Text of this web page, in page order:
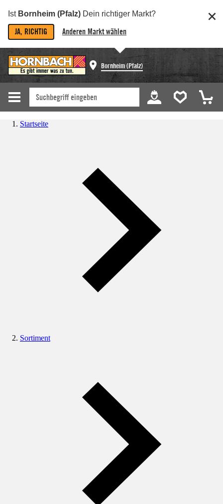
Ist Bornheim (Pfalz) Dein richtiger Markt?
JA, RICHTIG Anderen Markt wählen
Bornheim (Pfalz)
Startseite
Sortiment